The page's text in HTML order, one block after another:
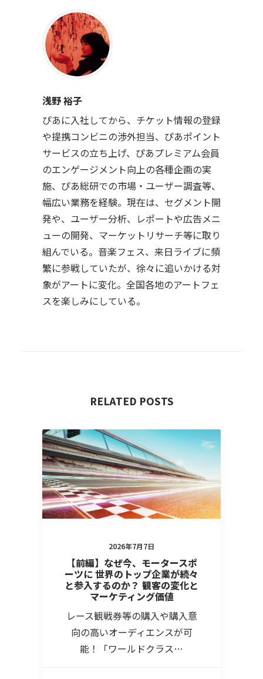
浅野 裕子
ぴあに入社してから、チケット情報の登録
や提携コンビニの渉外担当、ぴあポイント
サービスの立ち上げ、ぴあプレミアム会員
のエンゲージメント向上の各種企画の実
施、ぴあ総研での市場・ユーザー調査等、
幅広い業務を経験。現在は、セグメント開
発や、ユーザー分析、レポートや広告メニ
ューの開発、マーケットリサーチ等に取り
組んでいる。音楽フェス、来日ライブに頻
繁に参戦していたが、徐々に追いかける対
象がアートに変化。全国各地のアートフェ
スを楽しみにしている。
RELATED POSTS
2026年7月7日
【前編】なぜ今、モータースポ
ーツに 世界のトップ企業が続々
と参入するのか？ 観客の変化と
マーケティング価値
レース観戦券等の購入や購入意
向の高いオーディエンスが可
能！「ワールドクラス…